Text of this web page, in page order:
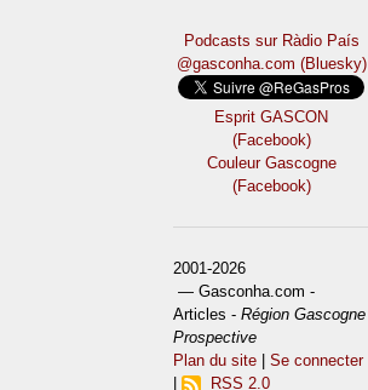
Podcasts sur Ràdio País
@gasconha.com (Bluesky)
Esprit GASCON
(Facebook)
Couleur Gascogne
(Facebook)
2001-2026
— Gasconha.com -
Articles -Région Gascogne
Prospective
Plan du site |Se connecter
|
RSS 2.0